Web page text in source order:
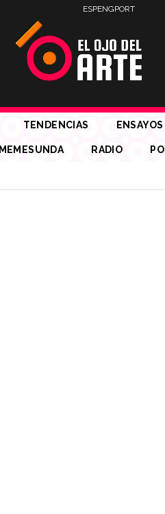
ESPENGPORT
TENDENCIAS ENSAYOS
MEMESUNDA RADIO